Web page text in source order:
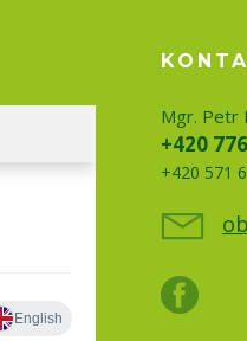
Mgr. Petr
+420
+420 571